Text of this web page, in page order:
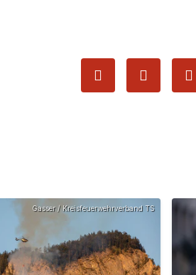
Gasser / Kreisfeuerwehrverband TS